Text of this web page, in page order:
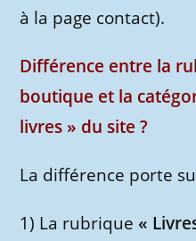
à la page contact).
Différence entre la
boutique et la
livres » du site ?
La différence porte
1) La rubrique «